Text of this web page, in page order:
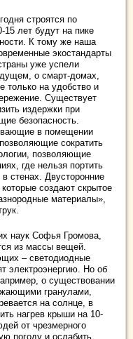
строятся по
лет будут на пике
К тому же наша
экостандарты
уже успели
о смарт-домах,
только на удобство и
Существует
издержки при
безопасность.
в помещении
сократить
позволяющие
где нельзя портить
стенах. Двусторонние
создают скрытое
материалы»,
наук Софья Громова,
из массы вещей.
– светодиодные
электроэнергию. Но об
о существовании
гранулами,
на солнце, в
нагрев крыши на 10-
от чрезмерного
погоду и ослабить